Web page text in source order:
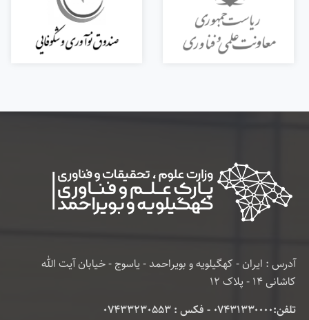
آدرس : ایران - کهگیلویه و بویراحمد - یاسوج - خیابان آیت الله
کاشانی 14 - پلاک 12
تلفن:۰۷۴۳۱۳۳۰۰۰۰ - فکس : 07433230553